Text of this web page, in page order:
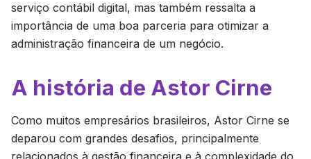
serviço contábil digital, mas também ressalta a
importância de uma boa parceria para otimizar a
administração financeira de um negócio.
A história de Astor Cirne
Como muitos empresários brasileiros, Astor Cirne se
deparou com grandes desafios, principalmente
relacionados à gestão financeira e à complexidade do